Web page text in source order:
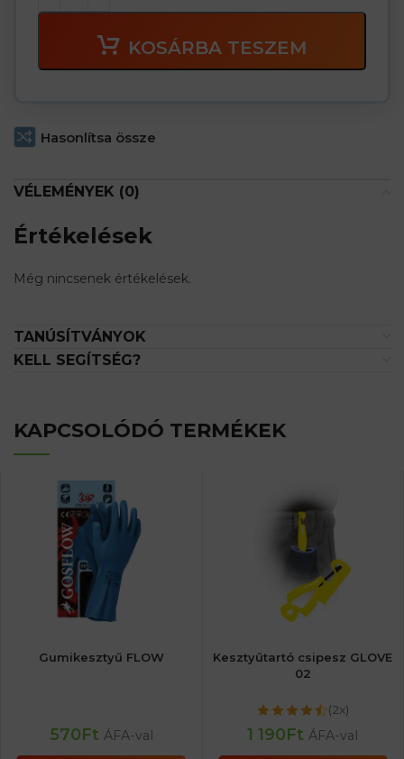
KOSÁRBA TESZEM
Hasonlítsa össze
VÉLEMÉNYEK (0)
Értékelések
Még nincsenek értékelések.
TANÚSÍTVÁNYOK
KELL SEGÍTSÉG?
KAPCSOLÓDÓ TERMÉKEK
Gumikesztyű FLOW
570Ft ÁFA-val
Kesztyűtartó csipesz GLOVE
02
(2x)
1 190Ft ÁFA-val